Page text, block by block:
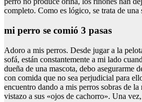
completo. Como es lógico, se trata de
mi perro se comió 3 pasas
Adoro a mis perros. Desde jugar a la
sofá, están constantemente a mi lado
dueña de una mascota, debo asegurarme
con comida que no sea perjudicial para
encuentro dando a mis perros sobras de la
vistazo a sus «ojos de cachorro». Una